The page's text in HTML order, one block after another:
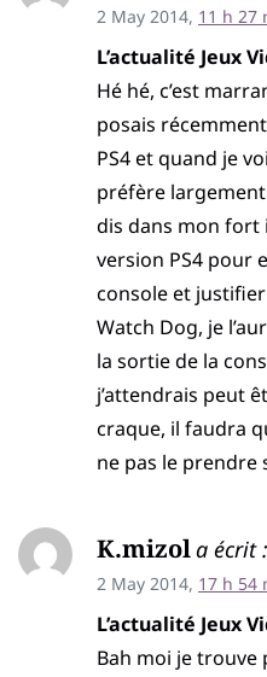
2 May 2014, 11 h 27
L’actualité Jeux
Hé hé, c’est
posais
PS4 et quand je
préfère
dis dans mon fort
version PS4 pour
console et justifier
Watch Dog, je
la sortie de la
j’attendrais peut
craque, il faudra
ne pas le prendre
K.mizola écrit :
2 May 2014, 17 h 54
L’actualité Jeux
Bah moi je trouve